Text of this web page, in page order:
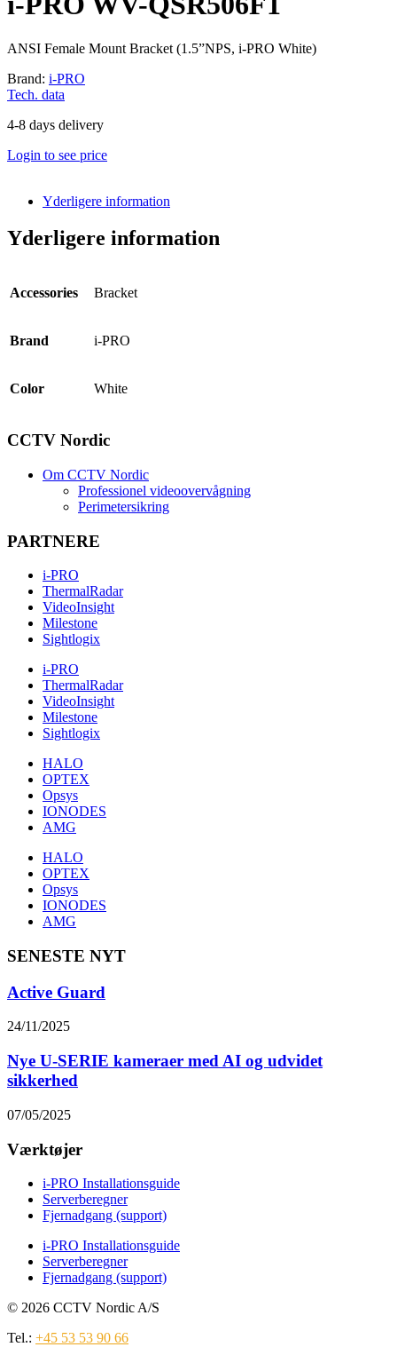
ANSI Female Mount Bracket (1.5”NPS, i-PRO White)
Brand: i-PRO
Tech. data
4-8 days delivery
Login to see price
Yderligere information
Yderligere information
Accessories Bracket
Brand i-PRO
Color White
CCTV Nordic
Om CCTV Nordic
Professionel videoovervågning
Perimetersikring
PARTNERE
i-PRO
ThermalRadar
VideoInsight
Milestone
Sightlogix
i-PRO
ThermalRadar
VideoInsight
Milestone
Sightlogix
HALO
OPTEX
Opsys
IONODES
AMG
HALO
OPTEX
Opsys
IONODES
AMG
SENESTE NYT
Active Guard
24/11/2025
Nye U-SERIE kameraer med AI og udvidet
sikkerhed
07/05/2025
Værktøjer
i-PRO Installationsguide
Serverberegner
Fjernadgang (support)
i-PRO Installationsguide
Serverberegner
Fjernadgang (support)
© 2026 CCTV Nordic A/S
Tel.: +45 53 53 90 66